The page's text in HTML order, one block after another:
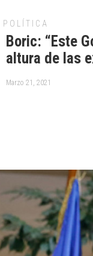
POLÍTICA
Boric: “Este
altura de las
Marzo 21, 2021